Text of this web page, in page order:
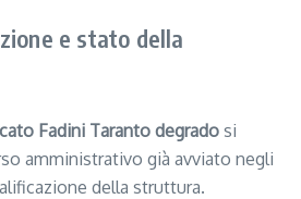
e stato della
Fadini Taranto degrado si
amministrativo già avviato negli
della struttura.